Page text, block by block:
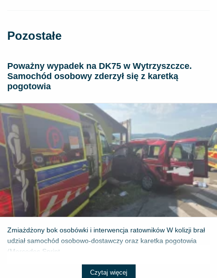
Pozostałe
Poważny wypadek na DK75 w Wytrzyszczce.
Samochód osobowy zderzył się z karetką
pogotowia
Zmiażdżony bok osobówki i interwencja ratowników W kolizji brał
udział samochód osobowo-dostawczy oraz karetka pogotowia
(Mercedes Sprint...
Czytaj więcej